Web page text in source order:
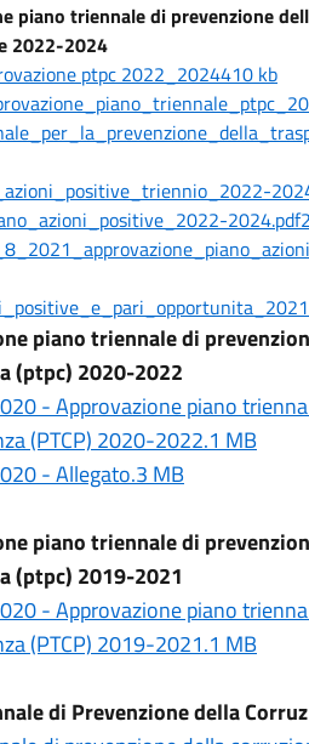
piano triennale di prevenzione
2022-2024
ptpc 2022_2024410 kb
piano triennale di
(ptpc) 2020-2022
- Approvazione piano
(PTCP) 2020-2022.1 MB
- Allegato.3 MB
piano triennale di
(ptpc) 2019-2021
- Approvazione piano
(PTCP) 2019-2021.1 MB
di Prevenzione della